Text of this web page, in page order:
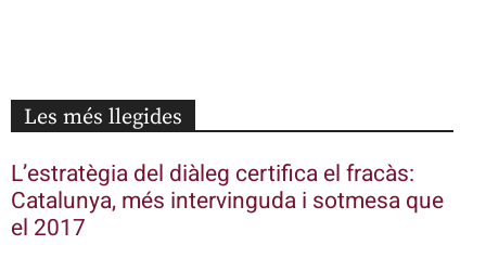
Les més llegides
L’estratègia del diàleg certifica el fracàs:
Catalunya, més intervinguda i sotmesa que
el 2017